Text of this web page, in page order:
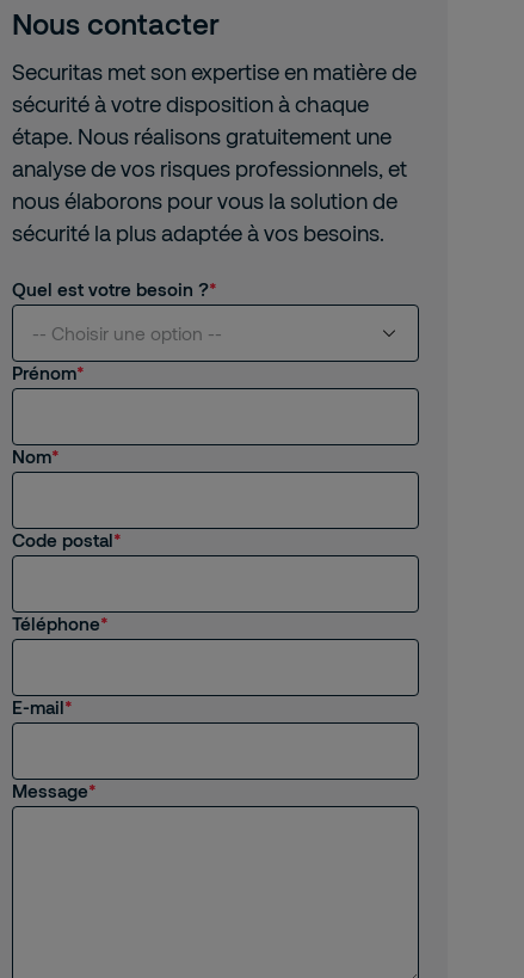
Nous contacter
Securitas met son expertise en matière de
sécurité à votre disposition à chaque
étape. Nous réalisons gratuitement une
analyse de vos risques professionnels, et
nous élaborons pour vous la solution de
sécurité la plus adaptée à vos besoins.
Quel est votre besoin ?
-- Choisir une option --
Je suis client(e) de Securitas
Prénom
Nom
Code postal
Téléphone
E-mail
Message